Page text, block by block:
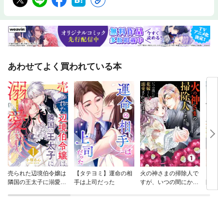
あわせてよく買われている本
売られた辺境伯令嬢は
隣国の王太子に溺愛さ
【タテヨミ】運命の相
手は上司だった
火の神さまの掃除人で
すが、いつの間にか花